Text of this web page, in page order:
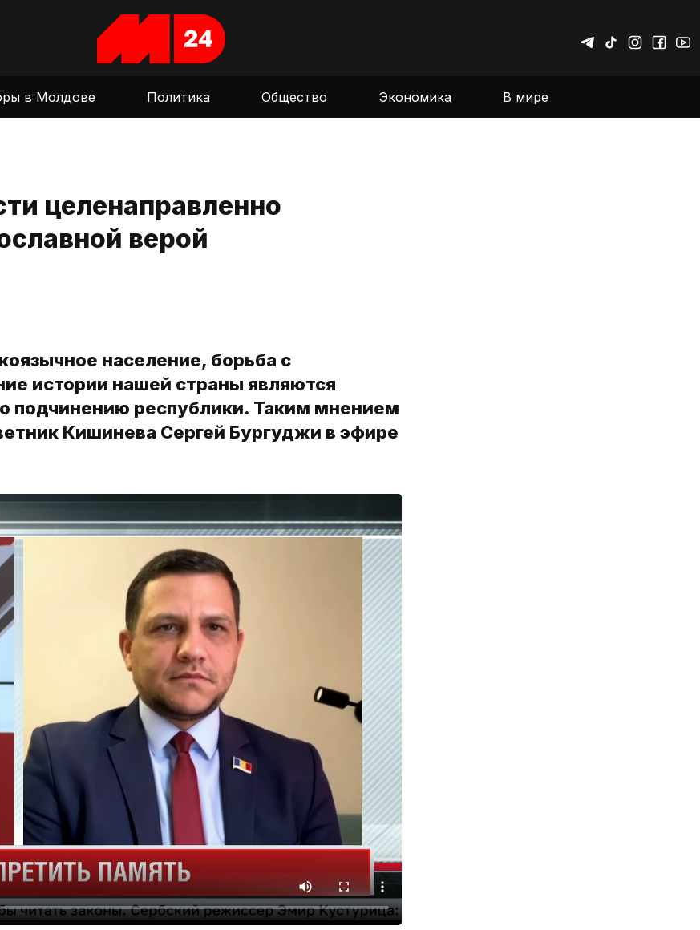
в Молдове Политика Общество Экономика В мире
целенаправленно
верой
население, борьба с
истории нашей страны являются
подчинению республики. Таким мнением
Кишинева Сергей Бургуджи в эфире